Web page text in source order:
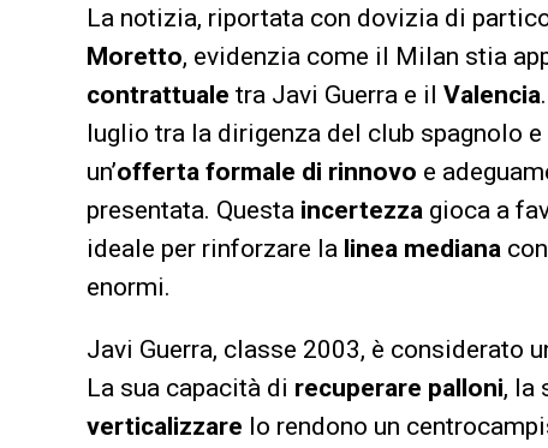
La notizia, riportata con dovizia di
Moretto, evidenzia come il Milan stia
contrattuale tra Javi Guerra e il Valencia
luglio tra la dirigenza del club spagnolo
un’offerta formale di rinnovo e
presentata. Questa incertezza gioca a
ideale per rinforzare la linea mediana con
enormi.
Javi Guerra, classe 2003, è considerato
La sua capacità di recuperare palloni, la
verticalizzare lo rendono un